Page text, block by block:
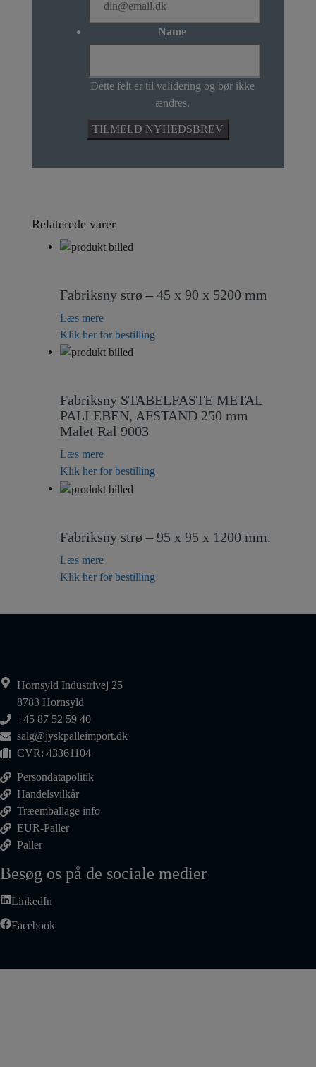
Name
Dette felt er til validering og bør ikke
ændres.
Relaterede varer
Fabriksny strø – 45 x 90 x 5200 mm
Læs mere
Klik her for bestilling
Fabriksny STABELFASTE METAL
PALLEBEN, AFSTAND 250 mm
Malet Ral 9003
Læs mere
Klik her for bestilling
Fabriksny strø – 95 x 95 x 1200 mm.
Læs mere
Klik her for bestilling
Hornsyld Industrivej 25
8783 Hornsyld
+45 87 52 59 40
salg@jyskpalleimport.dk
CVR: 43361104
Persondatapolitik
Handelsvilkår
Træemballage info
EUR-Paller
Paller
Besøg os på de sociale medier
LinkedIn
Facebook